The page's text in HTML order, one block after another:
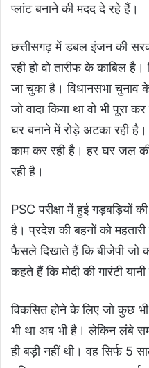
प्लांट बनाने की मदद दे रहे हैं।
छत्तीसगढ़ में डबल इंजन की
रही हो वो तारीफ के काबिल
जा चुका है। विधानसभा चुनाव
जो वादा किया था वो भी पूरा
घर बनाने में रोड़े अटका रही
काम कर रही है। हर घर जल
रही है।
PSC परीक्षा में हुई गड़बड़ियों
है। प्रदेश की बहनों को
फैसले दिखाते हैं कि बीजेपी जो
कहते हैं कि मोदी की गारंटी यानी
विकसित होने के लिए जो कुछ
भी था अब भी है। लेकिन लंबे
ही बड़ी नहीं थी। वह सिर्फ